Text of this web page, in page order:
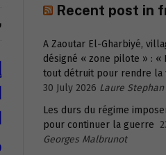
Recent post in
A Zaoutar El-Gharbiyé,
désigné « zone pilote » : «
tout détruit pour rendre la
30 July 2026 Laure Stephan
Les durs du régime
pour continuer la guerre
Georges Malbrunot